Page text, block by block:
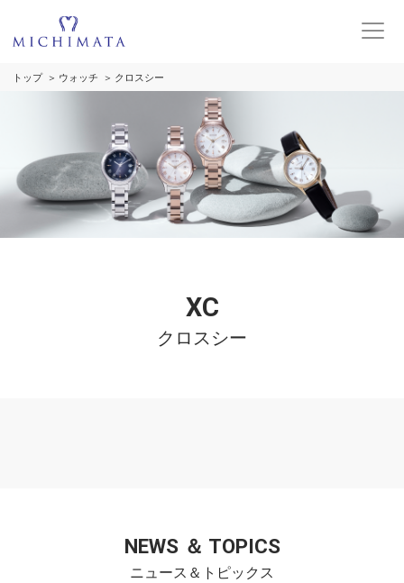
トップ ウォッチ クロスシー
XC
クロスシー
NEWS ＆ TOPICS
ニュース＆トピックス